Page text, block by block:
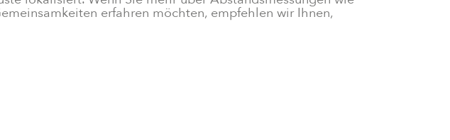
erfahren möchten, empfehlen wir Ihnen,